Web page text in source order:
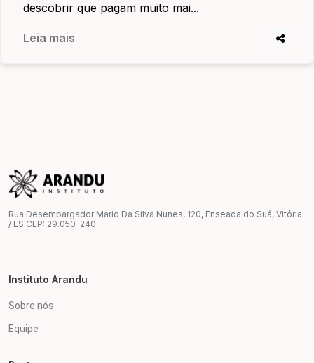
descobrir que pagam muito mai...
Leia mais
Rua Desembargador Mario Da Silva Nunes, 120, Enseada do Suá, Vitória
/ ES CEP: 29.050-240
Instituto Arandu
Sobre nós
Equipe